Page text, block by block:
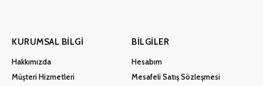
KURUMSAL BILGI
Hakkımızda
Müşteri Hizmetleri
BILGILER
Hesabım
Mesafeli Satış Sözleşmesi